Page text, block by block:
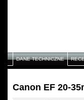
DANE TECHNICZNE
Canon EF 20-